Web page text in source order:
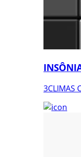
3CLIMAS